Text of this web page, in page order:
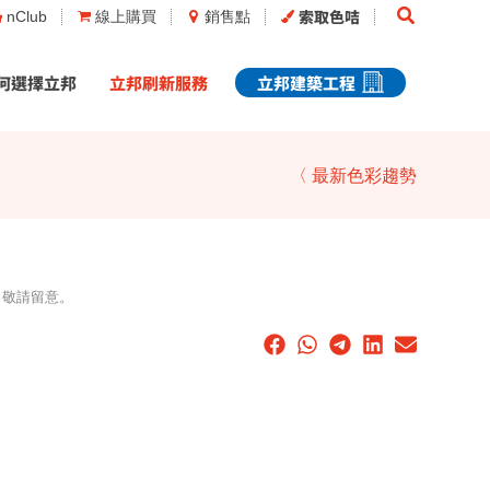
nClub 線上購買 銷售點 索取色咭 Search
選擇立邦 立邦刷新服務 立邦建築工程
〈 最新色彩趨勢
請留意。